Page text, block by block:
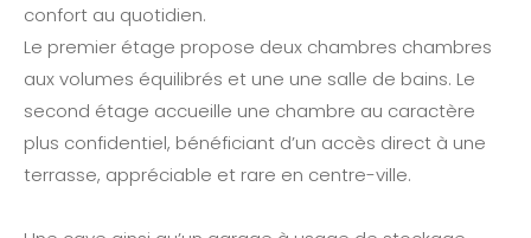
confort au quotidien.
Le premier étage propose deux chambres chambres
aux volumes équilibrés et une une salle de bains. Le
second étage accueille une chambre au caractère
plus confidentiel, bénéficiant d’un accès direct à une
terrasse, appréciable et rare en centre-ville.